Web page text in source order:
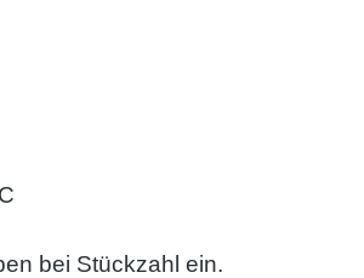
bei Stückzahl ein.